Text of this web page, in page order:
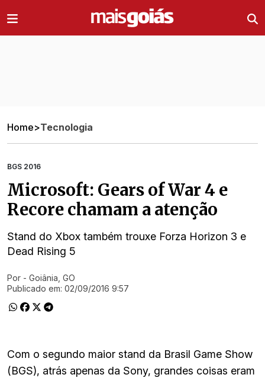
Home>Tecnologia
BGS 2016
Microsoft: Gears of War 4 e
Recore chamam a atenção
Stand do Xbox também trouxe Forza Horizon 3 e
Dead Rising 5
Ir direto pra matéria
Por - Goiânia, GO
Publicado em: 02/09/2016 9:57
Com o segundo maior stand da Brasil Game Show
(BGS), atrás apenas da Sony, grandes coisas eram